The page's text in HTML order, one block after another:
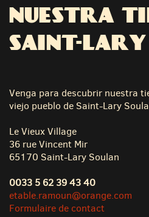
NUESTRA
SAINT-LARY
Venga para descubrir nuestra
viejo pueblo de Saint-Lary
Le Vieux Village
36 rue Vincent Mir
65170 Saint-Lary Soulan
0033 5 62 39 43 40
etable.ramoun@orange.com
Formulaire de contact